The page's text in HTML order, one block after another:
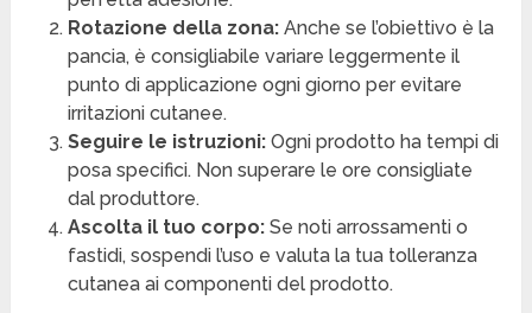
Rotazione della zona:Anche se l’obiettivo è la
pancia, è consigliabile variare leggermente il
punto di applicazione ogni giorno per evitare
irritazioni cutanee.
Seguire le istruzioni:Ogni prodotto ha tempi di
posa specifici. Non superare le ore consigliate
dal produttore.
Ascolta il tuo corpo:Se noti arrossamenti o
fastidi, sospendi l’uso e valuta la tua tolleranza
cutanea ai componenti del prodotto.